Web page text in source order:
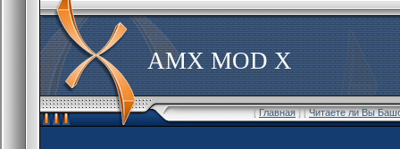
AMX MOD X
[Главная] [Читаете ли Вы